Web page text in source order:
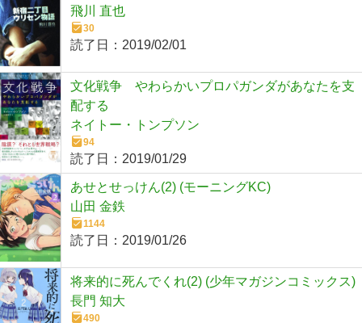
飛川 直也
30
読了日： 2019/02/01
文化戦争 やわらかいプロパガンダがあなたを支
配する
ネイトー・トンプソン
94
読了日： 2019/01/29
あせとせっけん(2) (モーニングKC)
山田 金鉄
1144
読了日： 2019/01/26
将来的に死んでくれ(2) (少年マガジンコミックス)
長門 知大
490